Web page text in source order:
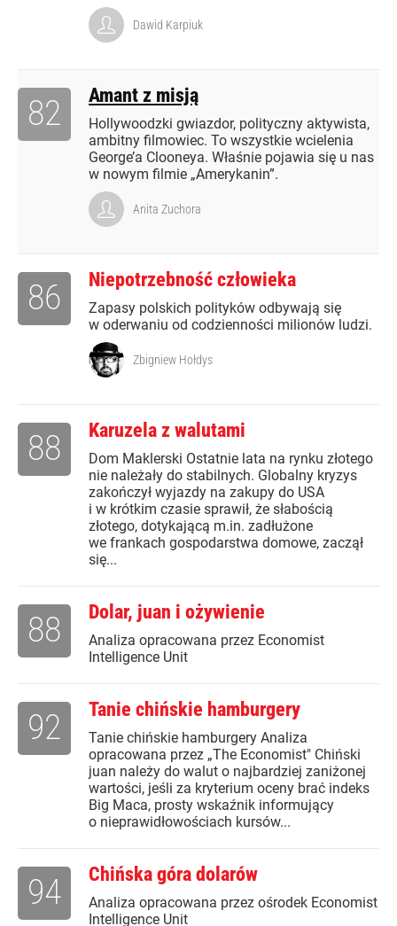
Dawid Karpiuk
Amant z misją
Hollywoodzki gwiazdor, polityczny aktywista,
ambitny filmowiec. To wszystkie wcielenia
George’a Clooneya. Właśnie pojawia się u nas
w nowym filmie „Amerykanin”.
82
Anita Zuchora
Niepotrzebność człowieka
Zapasy polskich polityków odbywają się
w oderwaniu od codzienności milionów ludzi.
86
Zbigniew Hołdys
Karuzela z walutami
Dom Maklerski Ostatnie lata na rynku złotego
nie należały do stabilnych. Globalny kryzys
zakończył wyjazdy na zakupy do USA
i w krótkim czasie sprawił, że słabością
złotego, dotykającą m.in. zadłużone
we frankach gospodarstwa domowe, zaczął
się...
88
Dolar, juan i ożywienie
Analiza opracowana przez Economist
Intelligence Unit
88
Tanie chińskie hamburgery
Tanie chińskie hamburgery Analiza
opracowana przez „The Economist" Chiński
juan należy do walut o najbardziej zaniżonej
wartości, jeśli za kryterium oceny brać indeks
Big Maca, prosty wskaźnik informujący
o nieprawidłowościach kursów...
92
Chińska góra dolarów
Analiza opracowana przez ośrodek Economist
Intelligence Unit
94